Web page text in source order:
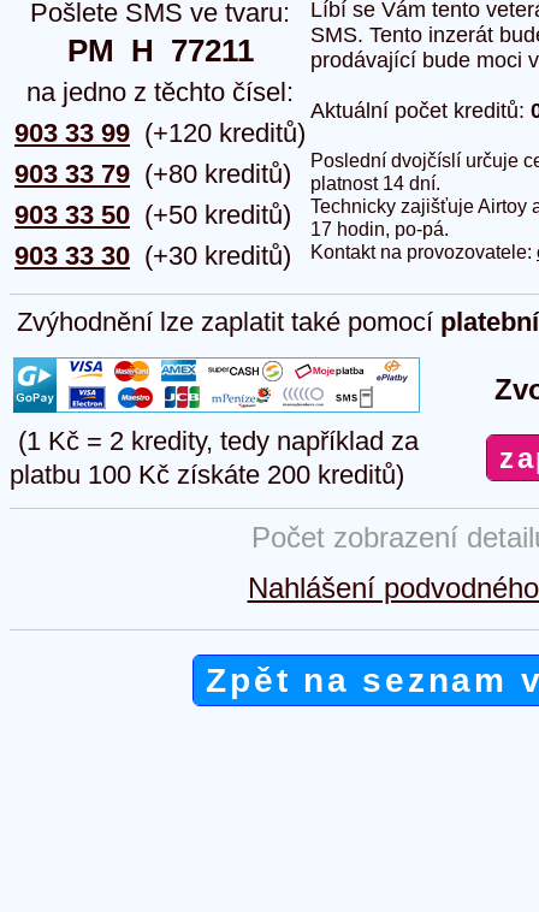
Pošlete SMS ve tvaru:
PM  H  77211
na jedno z těchto čísel:
903 33 99
903 33 79
903 33 50
903 33 30
(+120 kreditů)
(+80 kreditů)
(+50 kreditů)
(+30 kreditů)
Líbí se Vám tento
SMS. Tento inzerát
prodávající bude moci
Aktuální počet kreditů:
Poslední dvojčíslí určuje
platnost 14 dní.
Technicky zajišťuje Airtoy
17 hodin, po-pá.
Kontakt na provozovatele:
Zvýhodnění lze zaplatit také pomocí
(1 Kč = 2 kredity, tedy například za
platbu 100 Kč získáte 200 kreditů)
Počet zobrazení
Nahlášení
Zpět na seznam